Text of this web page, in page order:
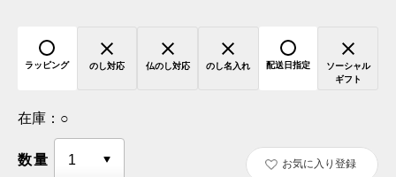
ラッピング のし対応 仏のし対応 のし名入れ 配送日指定
ソーシャル
ギフト
在庫： ○
数量 お気に入り登録